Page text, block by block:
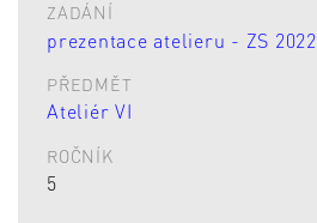
ZADÁNÍ
prezentace atelieru - ZS 2022
PŘEDMĚT
Ateliér VI
ROČNÍK
5